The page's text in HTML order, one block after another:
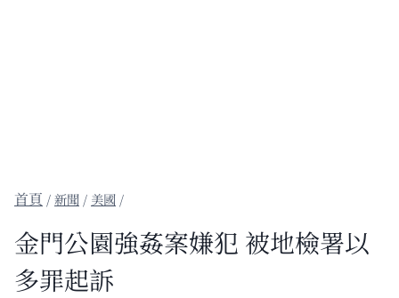
/新聞 / 美國 /
金門公園強姦案嫌犯 被地檢署以
多罪起訴